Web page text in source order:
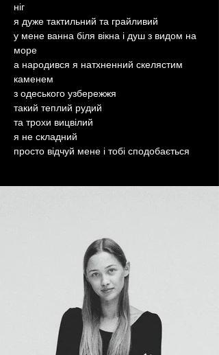
ніг
я дуже тактильний та грайливий
у мене ванна біля вікна і душ з видом на
море
а народився я натхненний скелястим
каменем
з одеського узбережжя
такий теплий рудий
та трохи вицвілий
я не складний
просто відчуй мене і тобі сподобається